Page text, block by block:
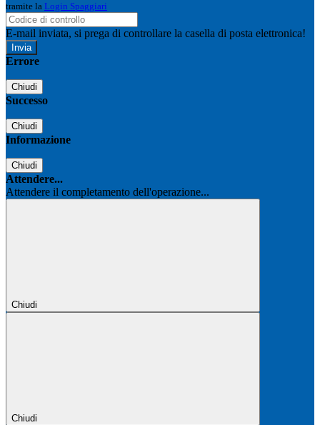
tramite la Login Spaggiari
E-mail inviata, si prega di controllare la casella di posta elettronica!
Errore
Chiudi
Successo
Chiudi
Informazione
Chiudi
Attendere...
Attendere il completamento dell'operazione...
Chiudi
Chiudi